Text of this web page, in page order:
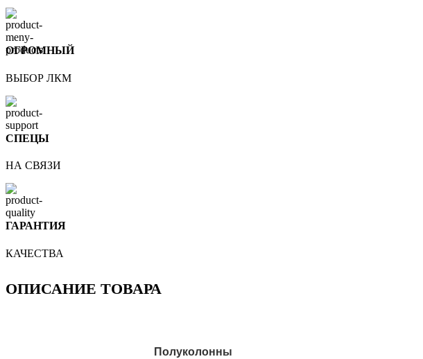
ОГРОМНЫЙ
ВЫБОР ЛКМ
СПЕЦЫ
НА СВЯЗИ
ГАРАНТИЯ
КАЧЕСТВА
ОПИСАНИЕ ТОВАРА
Полуколонны